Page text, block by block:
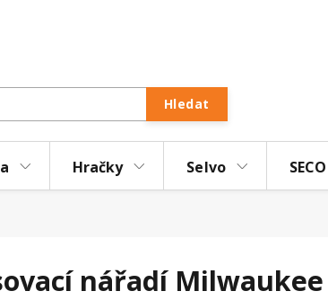
Hledat
Hračky Selvo
nářadí Milwaukee